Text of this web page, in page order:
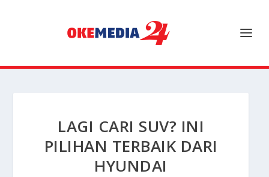
LAGI CARI SUV? INI
PILIHAN TERBAIK DARI
HYUNDAI